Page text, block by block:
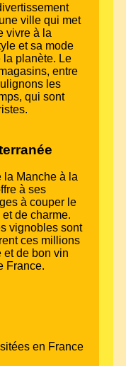
ville qui met
vivre à la
et sa mode
la planète. Le
entre
les
qui sont
la Manche à la
à ses
à couper le
de charme.
vignobles sont
ces millions
et de bon vin
France.
en France